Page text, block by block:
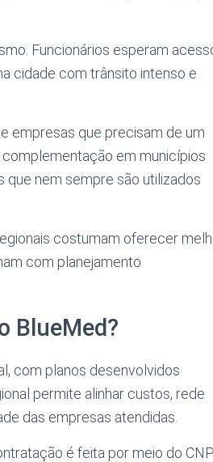
Funcionários esperam
cidade com trânsito intenso e
empresas que precisam de um
em municípios
que nem sempre são utilizados
costumam oferecer
com planejamento
BlueMed?
com planos desenvolvidos
permite alinhar custos, rede
das empresas atendidas.
é feita por meio do